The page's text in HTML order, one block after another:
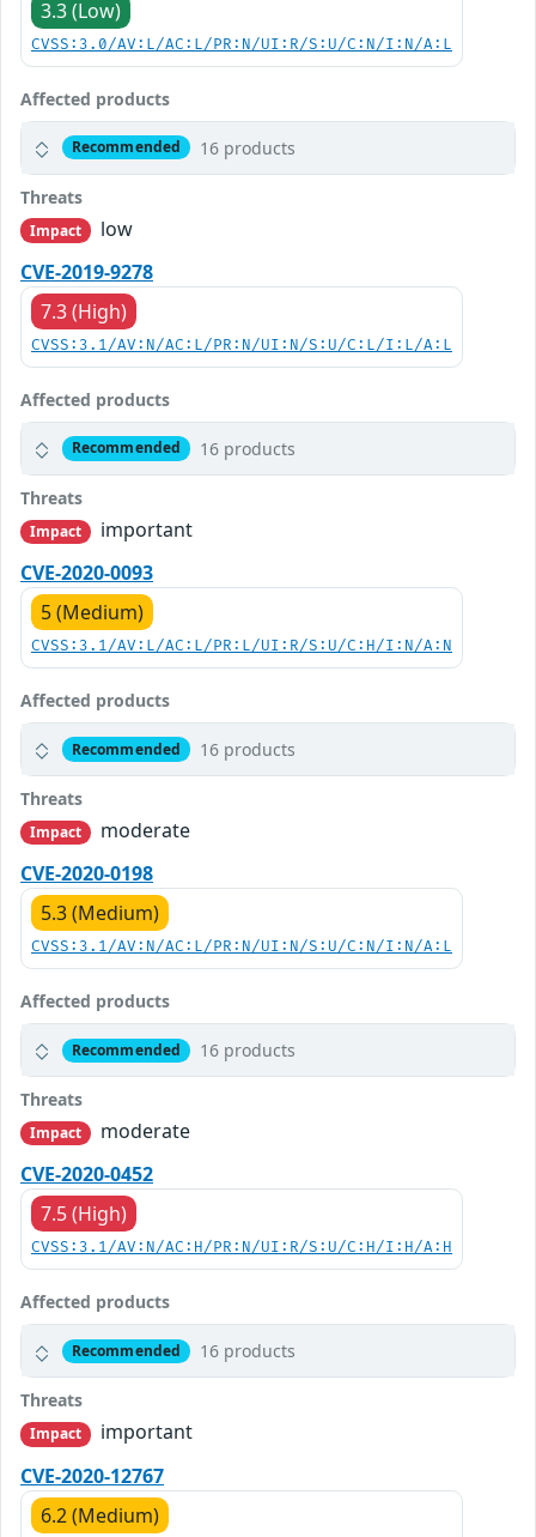
3.3 (Low)
CVSS:3.0/AV:L/AC:L/PR:N/UI:R/S:U/C:N/I:N/A:L
Affected products
Recommended 16 products
Threats
Impact
low
CVE-2019-9278
7.3 (High)
CVSS:3.1/AV:N/AC:L/PR:N/UI:N/S:U/C:L/I:L/A:L
Affected products
Recommended 16 products
Threats
Impact
important
CVE-2020-0093
5 (Medium)
CVSS:3.1/AV:L/AC:L/PR:L/UI:R/S:U/C:H/I:N/A:N
Affected products
Recommended 16 products
Threats
Impact
moderate
CVE-2020-0198
5.3 (Medium)
CVSS:3.1/AV:N/AC:L/PR:N/UI:N/S:U/C:N/I:N/A:L
Affected products
Recommended 16 products
Threats
Impact
moderate
CVE-2020-0452
7.5 (High)
CVSS:3.1/AV:N/AC:H/PR:N/UI:R/S:U/C:H/I:H/A:H
Affected products
Recommended 16 products
Threats
Impact
important
CVE-2020-12767
6.2 (Medium)